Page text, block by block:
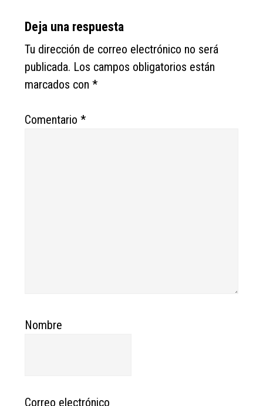
Reader
Interactions
Deja una respuesta
Tu dirección de correo electrónico no será
publicada. Los campos obligatorios están
marcados con*
Comentario*
Nombre
Correo electrónico